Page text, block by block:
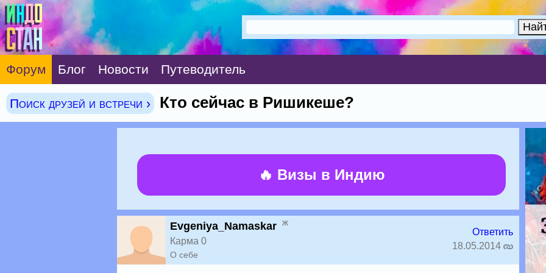
Форум Блог Новости Путеводитель
Поиск друзей и встречи › Кто сейчас в Ришикеше?
🔥 Визы в Индию
Evgeniya_Namaskar ж
Карма 0
О себе
Ответить
18.05.2014